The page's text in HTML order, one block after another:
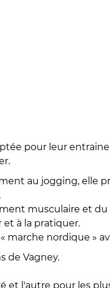
pour leur
au jogging, elle
musculaire et
et à la pratiquer.
marche nordique »
de Vagney.
et l'autre pour les